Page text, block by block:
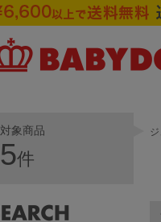
対象商品
5件